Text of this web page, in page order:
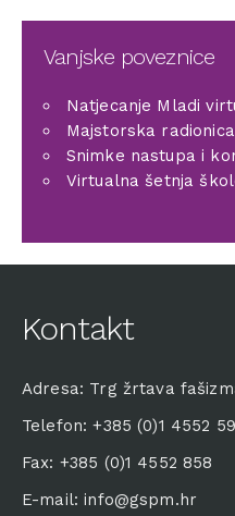
Vanjske poveznice
Natjecanje Mladi
Majstorska radionica
Snimke nastupa i
Virtualna šetnja
Kontakt
Adresa: Trg žrtava
Telefon: +385 (0)1 4552
Fax: +385 (0)1 4552 858
E-mail: info@gspm.hr